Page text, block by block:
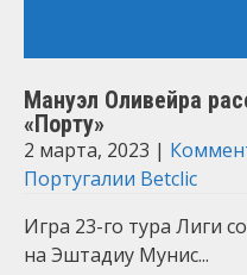
Мануэл Оливейра
«Порту»
2 марта, 2023 |
Португалии Betclic
Игра 23-го тура Лиги
на Эштадиу Мунис...